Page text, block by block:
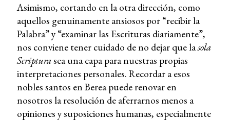
Asimismo, cortando en la otra dirección, como
aquellos genuinamente ansiosos por “recibir la
Palabra” y “examinar las Escrituras diariamente”,
nos conviene tener cuidado de no dejar que lasola
Scripturasea una capa para nuestras propias
interpretaciones personales. Recordar a esos
nobles santos en Berea puede renovar en
nosotros la resolución de aferrarnos menos a
opiniones y suposiciones humanas, especialmente